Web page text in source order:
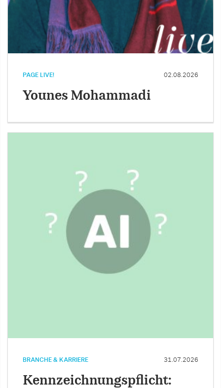
PAGE LIVE! 02.08.2026
Younes Mohammadi
BRANCHE & KARRIERE 31.07.2026
Kennzeichnungspflicht: